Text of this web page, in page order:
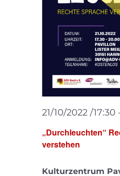
„Durchleuchten“
verstehen
21/10/2022 /17:30
Kulturzentrum